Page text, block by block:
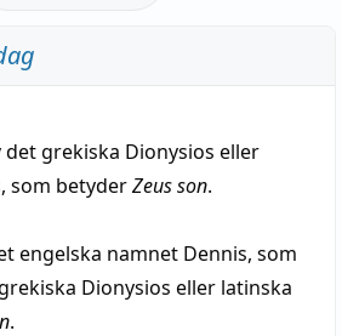
det grekiska Dionysios eller
som betyderZeus son.
engelska namnet Dennis, som
Dionysios eller latinska
.